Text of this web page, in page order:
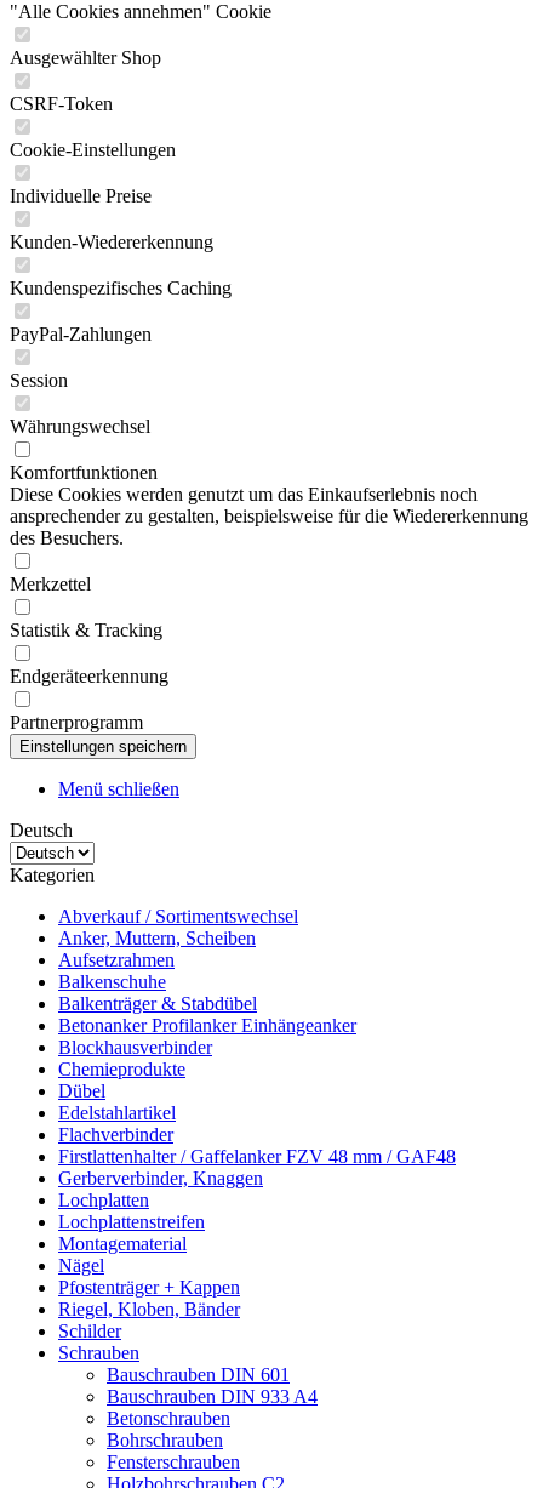
"Alle Cookies annehmen" Cookie
Ausgewählter Shop
CSRF-Token
Cookie-Einstellungen
Individuelle Preise
Kunden-Wiedererkennung
Kundenspezifisches Caching
PayPal-Zahlungen
Session
Währungswechsel
Komfortfunktionen
Diese Cookies werden genutzt um das Einkaufserlebnis noch
ansprechender zu gestalten, beispielsweise für die Wiedererkennung
des Besuchers.
Merkzettel
Statistik & Tracking
Endgeräteerkennung
Partnerprogramm
Menü schließen
Deutsch
Kategorien
Abverkauf / Sortimentswechsel
Anker, Muttern, Scheiben
Aufsetzrahmen
Balkenschuhe
Balkenträger & Stabdübel
Betonanker Profilanker Einhängeanker
Blockhausverbinder
Chemieprodukte
Dübel
Edelstahlartikel
Flachverbinder
Firstlattenhalter / Gaffelanker FZV 48 mm / GAF48
Gerberverbinder, Knaggen
Lochplatten
Lochplattenstreifen
Montagematerial
Nägel
Pfostenträger + Kappen
Riegel, Kloben, Bänder
Schilder
Schrauben
Bauschrauben DIN 601
Bauschrauben DIN 933 A4
Betonschrauben
Bohrschrauben
Fensterschrauben
Holzbohrschrauben C2